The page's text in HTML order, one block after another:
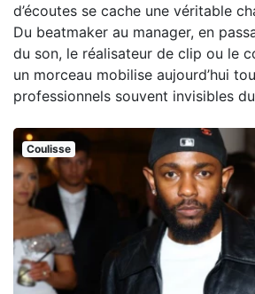
d’écoutes se cache une véritable
Du beatmaker au manager, en
du son, le réalisateur de clip ou le
un morceau mobilise aujourd’hui
professionnels souvent invisibles
Coulisse